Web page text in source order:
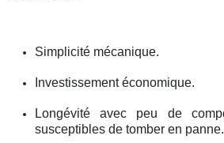
Simplicité mécanique.
Investissement économique.
Longévité avec peu de
susceptibles de tomber en panne.